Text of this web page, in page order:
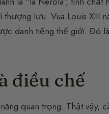
lưu. Vua Louis XIII
danh tiếng thế giới. Đó
điều chế
quan trọng. Thật vậy,